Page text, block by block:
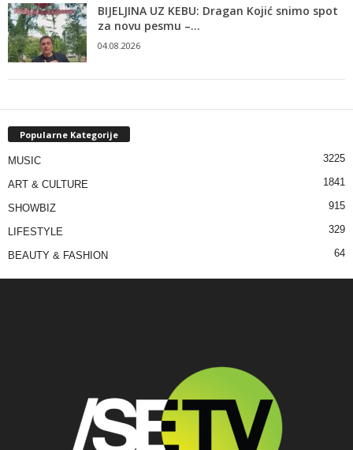
BIJELJINA UZ KEBU: Dragan Kojić snimo spot
za novu pesmu –...
04.08.2026
Popularne Kategorije
MUSIC 3225
ART & CULTURE 1841
SHOWBIZ 915
LIFESTYLE 329
BEAUTY & FASHION 64